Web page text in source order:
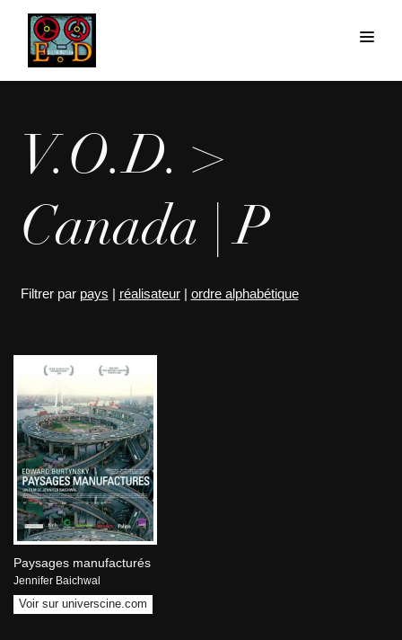
V.O.D. >
Canada | P
Filtrer par pays | réalisateur| ordre alphabétique
Paysages manufacturés
Jennifer Baichwal
Voir sur universcine.com